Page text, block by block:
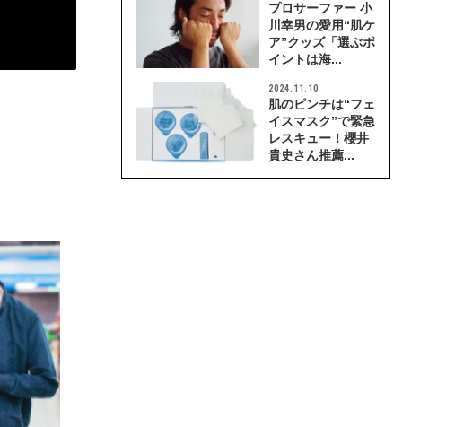
プロサーファー 小
川幸男の愛用“肌ケ
ア”クッズ「選ぶポ
イントは海...
2024.11.10
肌のピンチは“フェ
イスマスク”で緊急
レスキュー！櫻井
貴史さん推薦...